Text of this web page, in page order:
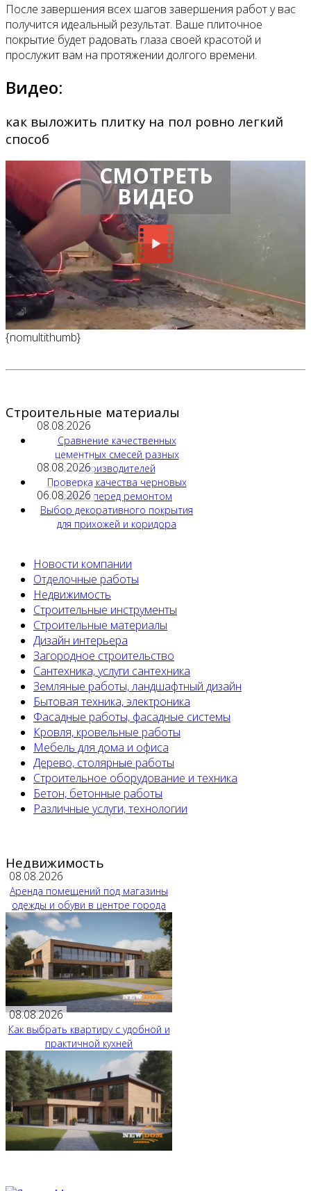
После завершения всех шагов завершения работ у вас
получится идеальный результат. Ваше плиточное
покрытие будет радовать глаза своей красотой и
прослужит вам на протяжении долгого времени.
Видео:
как выложить плитку на пол ровно легкий
способ
СМОТРЕТЬ
ВИДЕО
{nomultithumb}
Строительные материалы
08.08.2026
Сравнение качественных
цементных смесей разных
производителей
08.08.2026
Проверка качества черновых
работ перед ремонтом
06.08.2026
Выбор декоративного покрытия
для прихожей и коридора
Новости компании
Отделочные работы
Недвижимость
Строительные инструменты
Строительные материалы
Дизайн интерьера
Загородное строительство
Сантехника, услуги сантехника
Земляные работы, ландшафтный дизайн
Бытовая техника, электроника
Фасадные работы, фасадные системы
Кровля, кровельные работы
Мебель для дома и офиса
Дерево, столярные работы
Строительное оборудование и техника
Бетон, бетонные работы
Различные услуги, технологии
Недвижимость
08.08.2026
Аренда помещений под магазины
одежды и обуви в центре города
08.08.2026
Как выбрать квартиру с удобной и
практичной кухней